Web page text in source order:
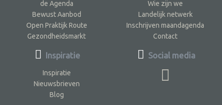
de Agenda
Bewust Aanbod
Open Praktijk Route
Gezondheidsmarkt
Inspiratie
Inspiratie
Nieuwsbrieven
Blog
Wie zijn we
Landelijk netwerk
Inschrijven maandagenda
Contact
Social media